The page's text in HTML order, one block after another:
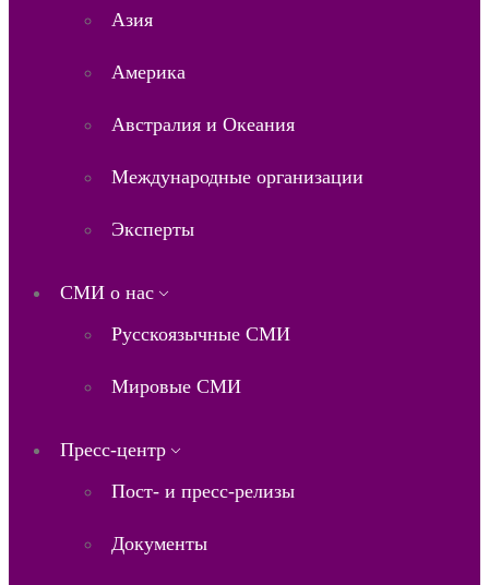
Азия
Америка
Австралия и Океания
Международные организации
Эксперты
СМИ о нас
Русскоязычные СМИ
Мировые СМИ
Пресс-центр
Пост- и пресс-релизы
Документы